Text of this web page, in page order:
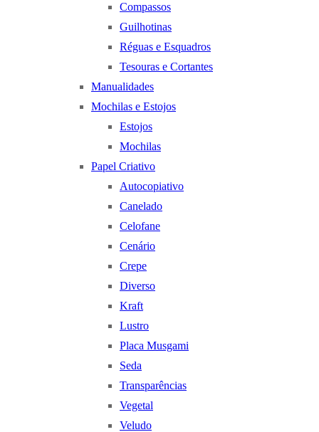
Compassos
Guilhotinas
Réguas e Esquadros
Tesouras e Cortantes
Manualidades
Mochilas e Estojos
Estojos
Mochilas
Papel Criativo
Autocopiativo
Canelado
Celofane
Cenário
Crepe
Diverso
Kraft
Lustro
Placa Musgami
Seda
Transparências
Vegetal
Veludo